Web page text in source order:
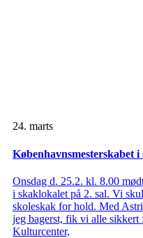
24. marts
Københavnsmesterskabet
Onsdag d. 25.2. kl. 8.00
i skaklokalet på 2. sal. Vi
skoleskak for hold. Med
jeg bagerst, fik vi alle
Kulturcenter,